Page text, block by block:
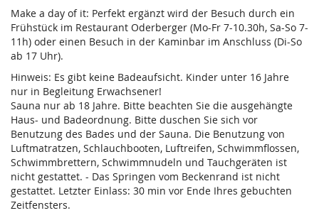
Make a day of it: Perfekt ergänzt wird der Besuch durch ein
Frühstück im Restaurant Oderberger (Mo-Fr 7-10.30h, Sa-So 7-
11h) oder einen Besuch in der Kaminbar im Anschluss (Di-So
ab 17 Uhr).
Hinweis: Es gibt keine Badeaufsicht. Kinder unter 16 Jahre
nur in Begleitung Erwachsener!
Sauna nur ab 18 Jahre. Bitte beachten Sie die ausgehängte
Haus- und Badeordnung. Bitte duschen Sie sich vor
Benutzung des Bades und der Sauna. Die Benutzung von
Luftmatratzen, Schlauchbooten, Luftreifen, Schwimmflossen,
Schwimmbrettern, Schwimmnudeln und Tauchgeräten ist
nicht gestattet. - Das Springen vom Beckenrand ist nicht
gestattet. Letzter Einlass: 30 min vor Ende Ihres gebuchten
Zeitfensters.